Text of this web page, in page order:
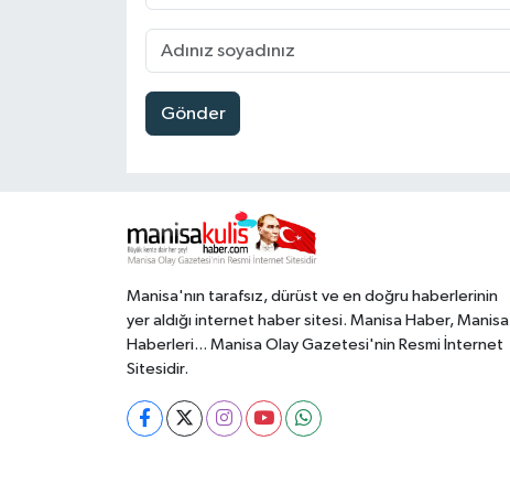
Gönder
Manisa'nın tarafsız, dürüst ve en doğru haberlerinin
yer aldığı internet haber sitesi. Manisa Haber, Manisa
Haberleri... Manisa Olay Gazetesi'nin Resmi İnternet
Sitesidir.